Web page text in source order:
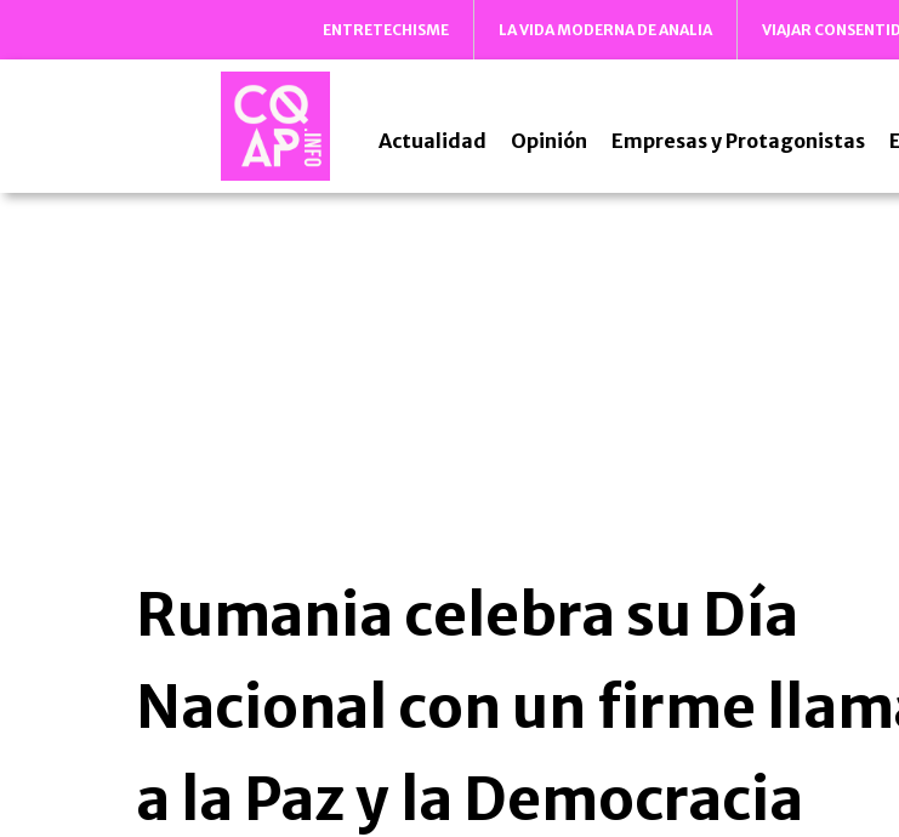
ENTRETECHISME LA VIDA MODERNA DE ANALIA VIAJAR
Actualidad Opinión Empresas y Protagonistas
Rumania celebra su Día
Nacional con un firme
a la Paz y la Democracia